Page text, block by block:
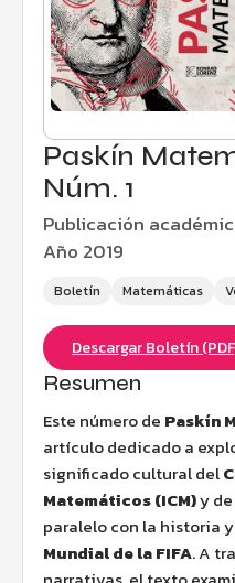
Paskín
Núm. 1
Publicación
Año 2019
Boletín Matemáticas
Descargar Boletín
Resumen
Este número de Paskín
artículo dedicado a
significado cultural del
Matemáticos (ICM)y
paralelo con la historia
Mundial de la FIFA. A